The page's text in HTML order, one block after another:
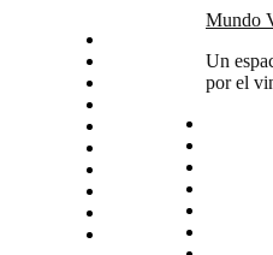
Arte y vino
Sudamerica
Mundo
Un
por el